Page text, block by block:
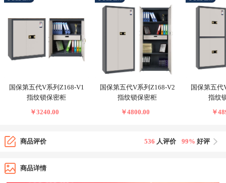
国保第五代V系列Z168-V1
指纹锁保密柜
￥3240.00
国保第五代V系列Z168-V2
指纹锁保密柜
￥4800.00
国保第五代
指纹
￥
商品评价 536 人评价 99% 好评
商品详情